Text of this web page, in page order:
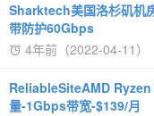
Sharktech美国洛杉矶机
带防护60Gbps
4年前（2022-04-11）
ReliableSiteAMD Ryzen
量-1Gbps带宽-$139/月